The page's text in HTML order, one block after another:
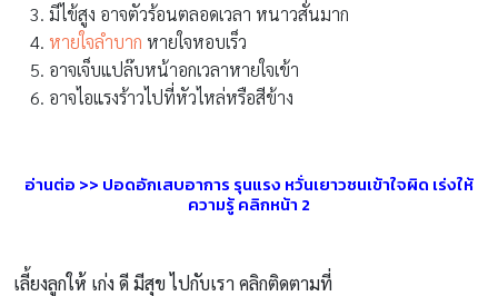
มีไข้สูง อาจตัวร้อนตลอดเวลา หนาวสั่นมาก
หายใจลำบาก หายใจหอบเร็ว
อาจเจ็บแปล๊บหน้าอกเวลาหายใจเข้า
อาจไอแรงร้าวไปที่หัวไหล่หรือสีข้าง
อ่านต่อ >> ปอดอักเสบอาการ รุนแรง หวั่นเยาวชนเข้าใจผิด เร่งให้
ความรู้ คลิกหน้า 2
เลี้ยงลูกให้ เก่ง ดี มีสุข ไปกับเรา คลิกติดตามที่